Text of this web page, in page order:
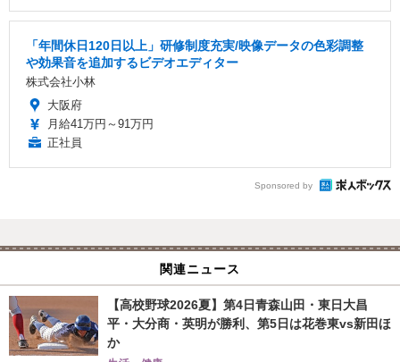
「年間休日120日以上」研修制度充実/映像データの色彩調整
や効果音を追加するビデオエディター
株式会社小林
大阪府
月給41万円～91万円
正社員
Sponsored by
関連ニュース
【高校野球2026夏】第4日青森山田・東日大昌
平・大分商・英明が勝利、第5日は花巻東vs新田ほ
か